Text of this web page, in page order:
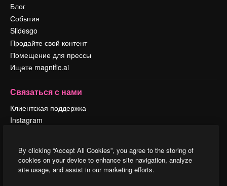
Блог
События
Slidesgo
Продайте свой контент
Помещение для прессы
Ищете magnific.ai
Связаться с нами
Клиентская поддержка
Instagram
TikTok
Discord
By clicking “Accept All Cookies”, you agree to the storing of
cookies on your device to enhance site navigation, analyze
site usage, and assist in our marketing efforts.